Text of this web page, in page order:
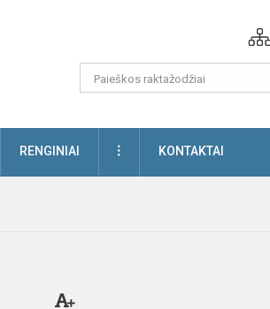
RENGINIAI DAUGIAUKONTAKTAI